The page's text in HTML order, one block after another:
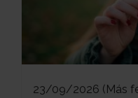
23/09/2026 (Más